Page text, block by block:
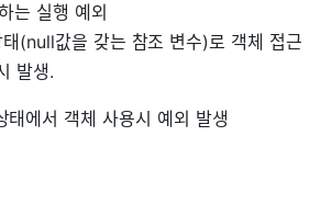
는 실행 예외
(null값을 갖는 참조 변수)로 객체 접근
발생.
태에서 객체 사용시 예외 발생